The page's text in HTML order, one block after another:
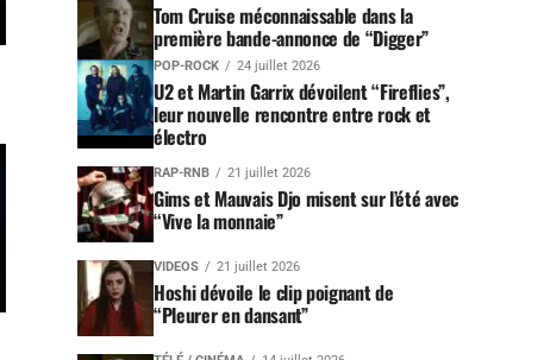
Tom Cruise méconnaissable dans la
première bande-annonce de “Digger”
POP-ROCK 24 juillet 2026
U2 et Martin Garrix dévoilent “Fireflies”,
leur nouvelle rencontre entre rock et
électro
RAP-RNB 21 juillet 2026
Gims et Mauvais Djo misent sur l’été avec
“Vive la monnaie”
VIDEOS 21 juillet 2026
Hoshi dévoile le clip poignant de
“Pleurer en dansant”